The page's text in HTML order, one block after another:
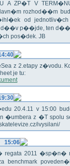
A ZP�T V
rozhod��m
od
d��v p��jde, ten
pos�dek. JB
z 2.etapy z�vodu.
je tu:
20.4.11 v 15:00
�umbera z �T spolu
ivysilani/
15:06
regata 2011 �sp�n�
benchmark